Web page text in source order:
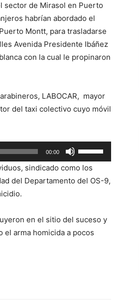
sector de Mirasol en Puerto
habrían abordado el
Montt, para trasladarse
Avenida Presidente Ibáñez
con la cual le propinaron
LABOCAR, mayor
del taxi colectivo cuyo móvil
00:00
las
teclas
de
para
aumentar
sindicado como los
del Departamento del OS-9,
en el sitio del suceso y
arma homicida a pocos